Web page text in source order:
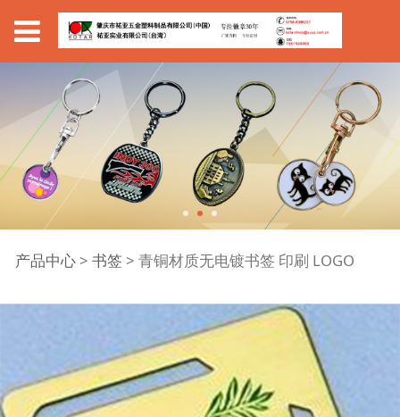
青铜材质无电镀书签 印
刷 LOGO
产品中心> 书签 > 青铜材质无电镀书签 印刷 LOGO